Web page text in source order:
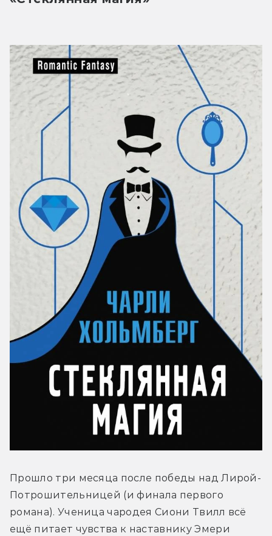
Прошло три месяца после победы над Лирой-
Потрошительницей (и финала первого
романа). Ученица чародея Сиони Твилл всё
ещё питает чувства к наставнику Эмери